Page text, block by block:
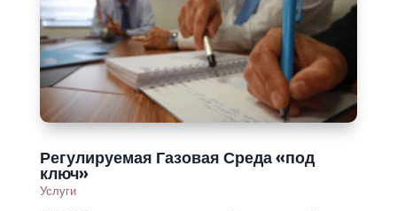
системы.
Мы также обеспечиваем
обучение пользователей
системы РГC и холодильных
камер, работающих с
системой РГС, предоставляем
послепродажное
обслуживание и поддержку.
Регулируемая Газовая Среда «под
ключ»
Услуги